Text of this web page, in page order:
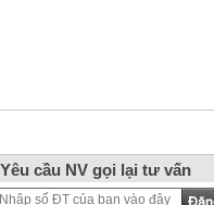
Yêu cầu NV gọi lại tư vấn